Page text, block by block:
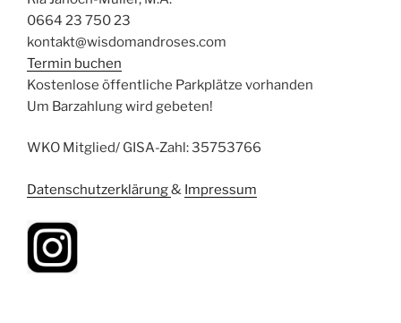
0664 23 750 23
kontakt@wisdomandroses.com
Termin buchen
Kostenlose öffentliche Parkplätze vorhanden
Um Barzahlung wird gebeten!
WKO Mitglied/ GISA-Zahl: 35753766
Datenschutzerklärung& Impressum